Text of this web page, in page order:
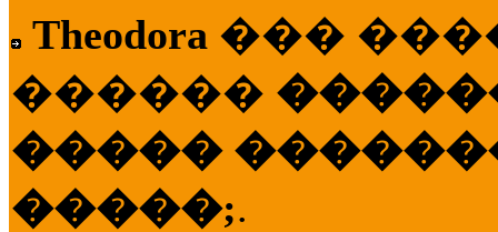
Theodora ���
������
�����
�����;.